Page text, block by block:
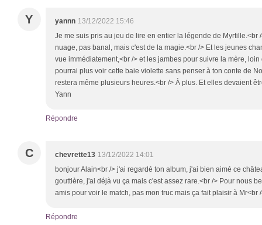
Y yannn 13/12/2022 15:46
Je me suis pris au jeu de lire en entier la légende de Myrtille.<br
nuage, pas banal, mais c'est de la magie.<br /> Et les jeunes
vue immédiatement,<br /> et les jambes pour suivre la mère,
pourrai plus voir cette baie violette sans penser à ton conte de
restera même plusieurs heures.<br /> À plus. Et elles devaient
Yann
Répondre
C chevrette13 13/12/2022 14:01
bonjour Alain<br /> j'ai regardé ton album, j'ai bien aimé ce
gouttière, j'ai déjà vu ça mais c'est assez rare.<br /> Pour nous
amis pour voir le match, pas mon truc mais ça fait plaisir à Mr<br
Répondre